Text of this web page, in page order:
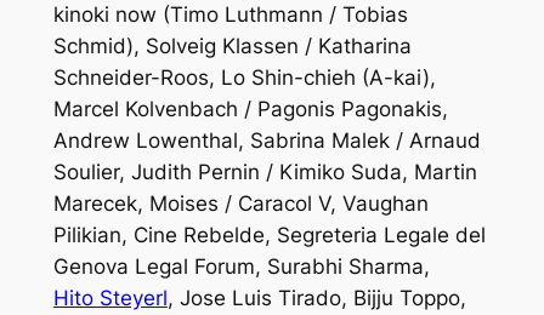
kinoki now (Timo Luthmann / Tobias
Schmid), Solveig Klassen / Katharina
Schneider-Roos, Lo Shin-chieh (A-kai),
Marcel Kolvenbach / Pagonis Pagonakis,
Andrew Lowenthal, Sabrina Malek / Arnaud
Soulier, Judith Pernin / Kimiko Suda, Martin
Marecek, Moises / Caracol V, Vaughan
Pilikian, Cine Rebelde, Segreteria Legale del
Genova Legal Forum, Surabhi Sharma,
Hito Steyerl, Jose Luis Tirado, Bijju Toppo,